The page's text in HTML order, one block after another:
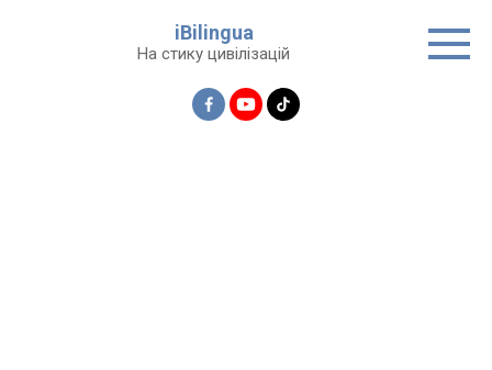
iBilingua
На стику цивілізацій